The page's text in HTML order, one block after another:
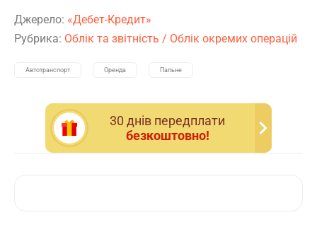
Джерело: «Дебет-Кредит»
Рубрика: Облік та звітність / Облік окремих операцій
Автотранспорт Оренда Пальне
30 днiв передплати
безкоштовно!